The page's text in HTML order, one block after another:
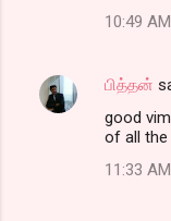
10:49 AM
பித்தன்
good
of all the
11:33 AM